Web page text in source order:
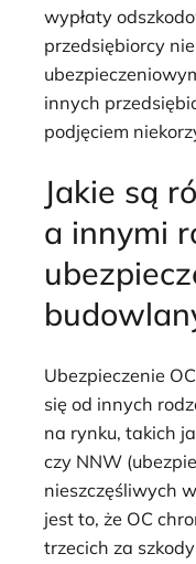
wypłaty
przedsiębiorcy
innych
podjęciem
Jakie są
a innymi
Ubezpieczenie
się od innych
na rynku, takich
czy NNW
nieszczęśliwych
jest to, że OC
trzecich za